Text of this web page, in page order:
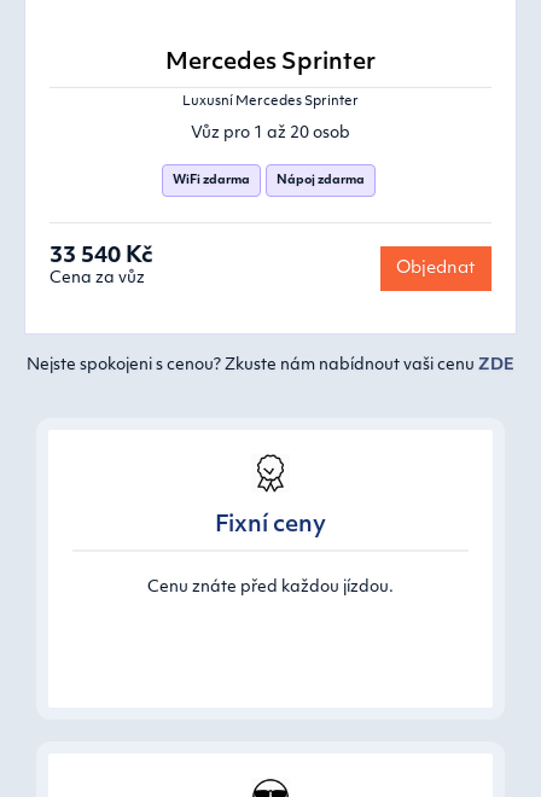
Mercedes Sprinter
Luxusní Mercedes Sprinter
Vůz pro 1 až 20 osob
WiFi zdarma Nápoj zdarma
33 540 Kč
Cena za vůz
Objednat
Nejste spokojeni s cenou? Zkuste nám nabídnout vaši cenu ZDE
Fixní ceny
Cenu znáte před každou jízdou.